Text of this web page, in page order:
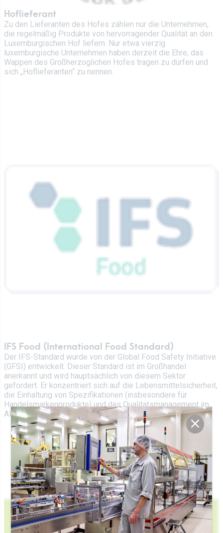
Hoflieferant
Zu den Lieferanten des Hofes zählen nur die Unternehmen,
die regelmäßig Produkte von hervorragender Qualität an den
Luxemburgischen Hof liefern. Nur etwa vierzig
luxemburgische Unternehmen haben derzeit die Ehre, das
Wappen des Großherzoglichen Hofes tragen zu dürfen und
sich „Hoflieferanten“ zu nennen.
IFS Food (International Food Standard)
Der IFS-Standard wurde von der Global Food Safety Initiative
(GFSI) entwickelt. Dieser Standard ist im Großhandel
anerkannt und wird hauptsächlich von diesem Sektor
gefordert. Er konzentriert sich auf die Lebensmittelsicherheit,
die Einhaltung von Spezifikationen (insbesondere für
Handelsmarkenprodukte) und das Qualitätsmanagement im
Allgemeinen.